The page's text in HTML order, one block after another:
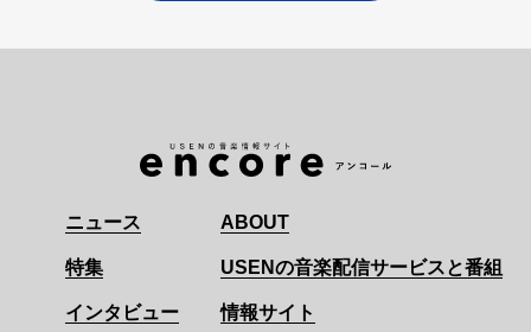
ニュース
特集
インタビュー
ABOUT
USENの音楽配信サービスと番組
情報サイト